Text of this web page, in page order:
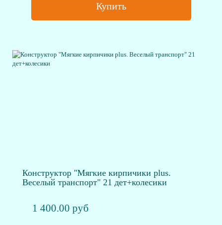
Купить
Конструктор "Мягкие кирпичики plus.
Веселый транспорт" 21 дет+колесики
1 400.00 руб